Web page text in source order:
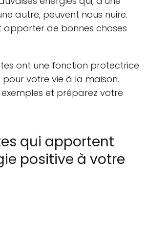
autre, peuvent nous nuire.
apporter de bonnes choses
ont une fonction protectrice
votre vie à la maison.
et préparez votre
qui apportent
positive à votre